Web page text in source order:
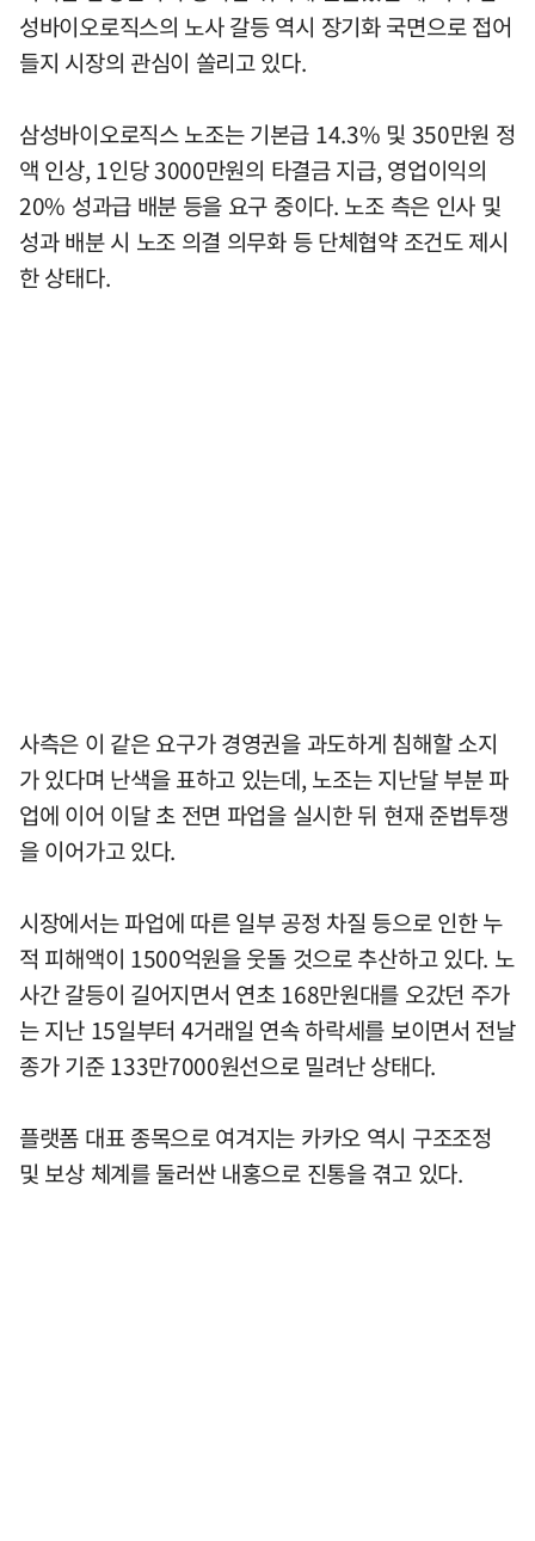
성바이오로직스의 노사 갈등 역시 장기화 국면으로 접어
들지 시장의 관심이 쏠리고 있다.
삼성바이오로직스 노조는 기본급 14.3% 및 350만원 정
액 인상, 1인당 3000만원의 타결금 지급, 영업이익의
20% 성과급 배분 등을 요구 중이다. 노조 측은 인사 및
성과 배분 시 노조 의결 의무화 등 단체협약 조건도 제시
한 상태다.
사측은 이 같은 요구가 경영권을 과도하게 침해할 소지
가 있다며 난색을 표하고 있는데, 노조는 지난달 부분 파
업에 이어 이달 초 전면 파업을 실시한 뒤 현재 준법투쟁
을 이어가고 있다.
시장에서는 파업에 따른 일부 공정 차질 등으로 인한 누
적 피해액이 1500억원을 웃돌 것으로 추산하고 있다. 노
사간 갈등이 길어지면서 연초 168만원대를 오갔던 주가
는 지난 15일부터 4거래일 연속 하락세를 보이면서 전날
종가 기준 133만7000원선으로 밀려난 상태다.
플랫폼 대표 종목으로 여겨지는 카카오 역시 구조조정
및 보상 체계를 둘러싼 내홍으로 진통을 겪고 있다.